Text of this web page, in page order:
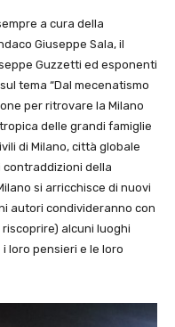
a cura della
Giuseppe Sala, il
Guzzetti ed esponenti
tema “Dal mecenatismo
per ritrovare la Milano
delle grandi famiglie
di Milano, città globale
della
si arricchisce di nuovi
autori condivideranno con
alcuni luoghi
loro pensieri e le loro